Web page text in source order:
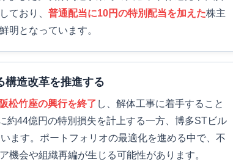
ており、 普通配当に10円の特別配当を加えた株主
明となっています。
構造改革を推進する
松竹座の興行を終了 し、解体工事に着手すること
約44億円の特別損失を計上する一方、博多STビル
ます。ポートフォリオの最適化を進める中で、不
機会や組織再編が生じる可能性があります。